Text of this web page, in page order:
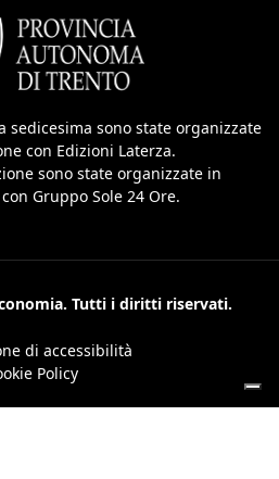
sedicesima sono state organizzate
con Edizioni Laterza.
sono state organizzate in
Gruppo Sole 24 Ore.
Tutti i diritti riservati.
di accessibilità
Policy